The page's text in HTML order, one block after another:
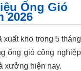
Ống Gió
2026
kho trong 5 tháng
ống gió công nghiệp
xưởng hiện nay.